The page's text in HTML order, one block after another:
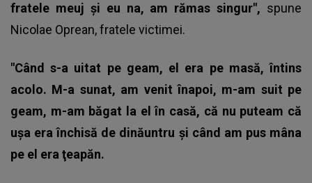
fratele meuj şi eu na, am rămas singur", spune
Nicolae Oprean, fratele victimei.
"Când s-a uitat pe geam, el era pe masă, întins
acolo. M-a sunat, am venit înapoi, m-am suit pe
geam, m-am băgat la el în casă, că nu puteam că
uşa era închisă de dinăuntru şi când am pus mâna
pe el era ţeapăn.